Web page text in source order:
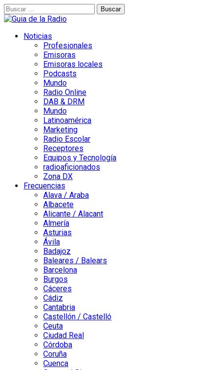
Buscar:
Noticias
Profesionales
Emisoras
Emisoras locales
Podcasts
Mundo
Radio Online
DAB & DRM
Mundo
Latinoamérica
Marketing
Radio Escolar
Receptores
Equipos y Tecnología
radioaficionados
Zona DX
Frecuencias
Alava / Araba
Albacete
Alicante / Alacant
Almería
Asturias
Ávila
Badajoz
Baleares / Balears
Barcelona
Burgos
Cáceres
Cádiz
Cantabria
Castellón / Castelló
Ceuta
Ciudad Real
Córdoba
Coruña
Cuenca